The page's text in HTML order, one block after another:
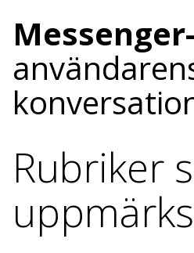
Rubriker